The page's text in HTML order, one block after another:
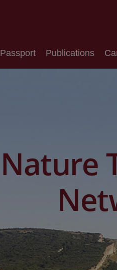
Passport Publications
Nature